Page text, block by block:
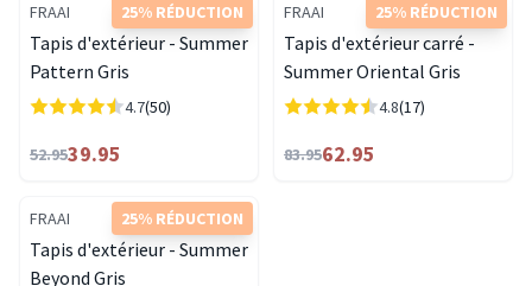
25% RÉDUCTION
FRAAI
Tapis d'extérieur - Summer
Pattern Gris
4.7(50)
52.9539.95
25% RÉDUCTION
FRAAI
Tapis d'extérieur carré -
Summer Oriental Gris
4.8(17)
83.9562.95
25% RÉDUCTION
FRAAI
Tapis d'extérieur - Summer
Beyond Gris